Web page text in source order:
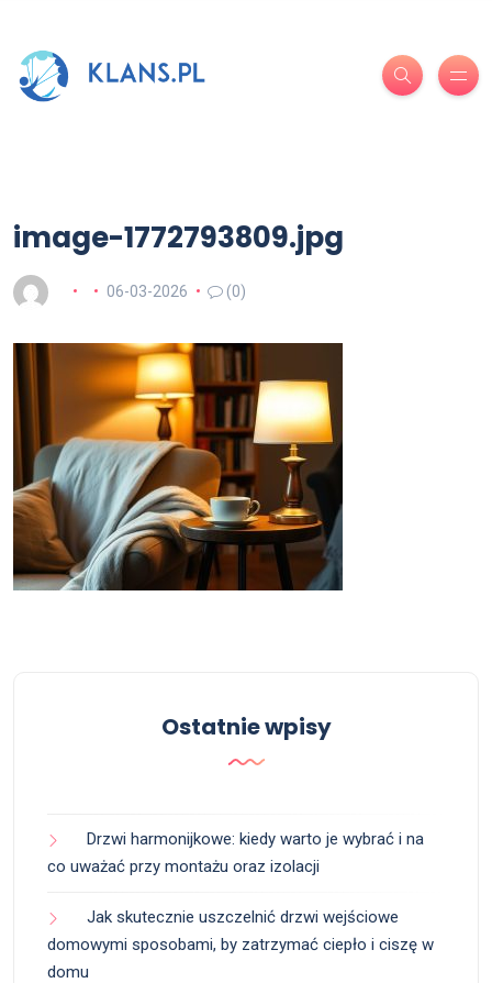
image-1772793809.jpg
06-03-2026 (0)
Ostatnie wpisy
Drzwi harmonijkowe: kiedy warto je wybrać i na
co uważać przy montażu oraz izolacji
Jak skutecznie uszczelnić drzwi wejściowe
domowymi sposobami, by zatrzymać ciepło i ciszę w
domu